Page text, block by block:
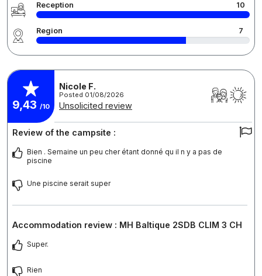
Reception 10
Region 7
9,43 /10
Nicole F.
Posted 01/08/2026
Unsolicited review
Review of the campsite :
Bien . Semaine un peu cher étant donné qu il n y a pas de
piscine
Une piscine serait super
Accommodation review : MH Baltique 2SDB CLIM 3 CH
Super.
Rien